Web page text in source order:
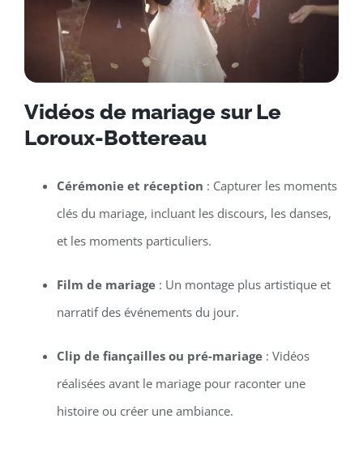
Vidéos de mariage sur Le
Loroux-Bottereau
Cérémonie et réception : Capturer les moments
clés du mariage, incluant les discours, les danses,
et les moments particuliers.
Film de mariage: Un montage plus artistique et
narratif des événements du jour.
Clip de fiançailles ou pré-mariage: Vidéos
réalisées avant le mariage pour raconter une
histoire ou créer une ambiance.